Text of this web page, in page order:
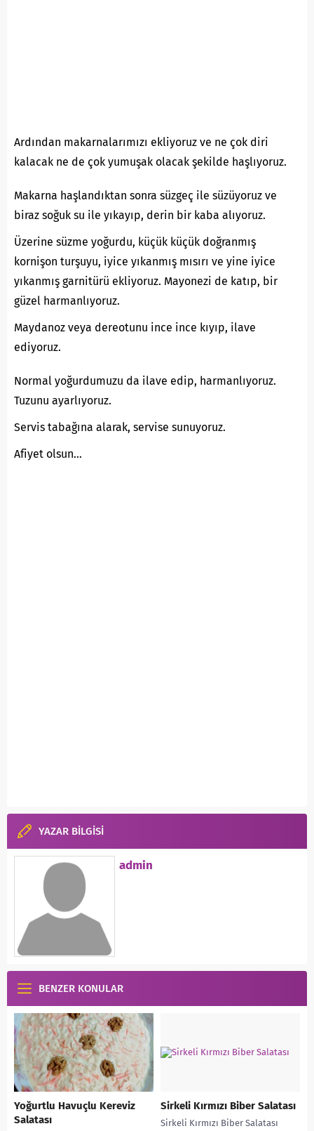
Ardından makarnalarımızı ekliyoruz ve ne çok diri
kalacak ne de çok yumuşak olacak şekilde haşlıyoruz.
Makarna haşlandıktan sonra süzgeç ile süzüyoruz ve
biraz soğuk su ile yıkayıp, derin bir kaba alıyoruz.
Üzerine süzme yoğurdu, küçük küçük doğranmış
kornişon turşuyu, iyice yıkanmış mısırı ve yine iyice
yıkanmış garnitürü ekliyoruz. Mayonezi de katıp, bir
güzel harmanlıyoruz.
Maydanoz veya dereotunu ince ince kıyıp, ilave
ediyoruz.
Normal yoğurdumuzu da ilave edip, harmanlıyoruz.
Tuzunu ayarlıyoruz.
Servis tabağına alarak, servise sunuyoruz.
Afiyet olsun…
YAZAR BİLGİSİ
admin
BENZER KONULAR
Yoğurtlu Havuçlu Kereviz
Salatası
Sirkeli Kırmızı Biber Salatası
Sirkeli Kırmızı Biber Salatası